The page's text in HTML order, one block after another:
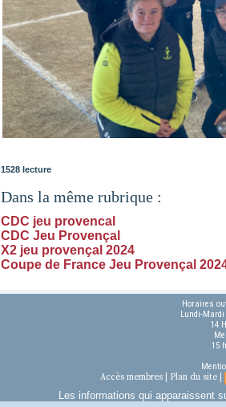
1528 lecture
Dans la même rubrique :
CDC jeu provencal
CDC Jeu Provençal
X2 jeu provençal 2024
Coupe de France Jeu Provençal
Horaires
Lundi-Mardi
14
15
Accès membres Plan du site
Les informations qui apparaissent